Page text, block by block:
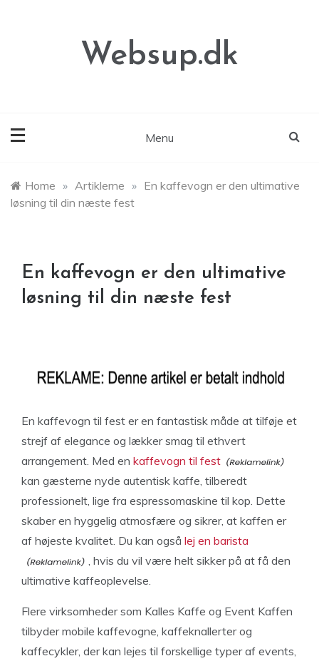
Websup.dk
Menu
Home » Artiklerne » En kaffevogn er den ultimative
løsning til din næste fest
En kaffevogn er den ultimative
løsning til din næste fest
En kaffevogn til fest er en fantastisk måde at tilføje et
strejf af elegance og lækker smag til ethvert
arrangement. Med en kaffevogn til fest
kan gæsterne nyde autentisk kaffe, tilberedt
professionelt, lige fra espressomaskine til kop. Dette
skaber en hyggelig atmosfære og sikrer, at kaffen er
af højeste kvalitet. Du kan også lej en barista
, hvis du vil være helt sikker på at få den
ultimative kaffeoplevelse.
Flere virksomheder som Kalles Kaffe og Event Kaffen
tilbyder mobile kaffevogne, kaffeknallerter og
kaffecykler, der kan lejes til forskellige typer af events,